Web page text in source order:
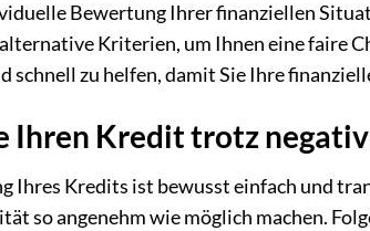
Bewertung Ihrer finanziellen
Kriterien, um Ihnen eine faire
schnell zu helfen, damit Sie Ihre
Ihren Kredit trotz
Ihres Kredits ist bewusst einfach und
so angenehm wie möglich machen.